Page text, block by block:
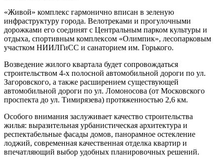
«Живой» комплекс гармонично вписан в зеленую
инфраструктуру города. Велотреками и прогулочными
дорожками его соединят с Центральным парком культуры и
отдыха, спортивным комплексом «Олимпик», лесопарковым
участком НИИЛГиСС и санаторием им. Горького.
Возведение жилого квартала будет сопровождаться
строительством 4-х полосной автомобильной дороги по ул.
Загоровского, а также расширением существующей
автомобильной дороги по ул. Ломоносова (от Московского
проспекта до ул. Тимирязева) протяженностью 2,6 км.
Особого внимания заслуживает качество строительства
жилья: выразительная урбанистическая архитектура и
респектабельные фасады домов, панорамное остекление
лоджий, современная качественная отделка квартир и
впечатляющий выбор удобных планировочных решений.